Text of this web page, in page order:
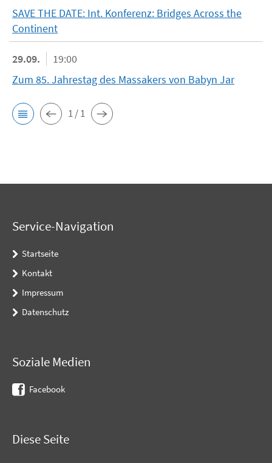
SAVE THE DATE: Int. Konferenz: Bridges Across the
Continent
29.09.
19:00
Zum 85. Jahrestag des Massakers von Babyn Jar
1 / 1
Service-Navigation
Startseite
Kontakt
Impressum
Datenschutz
Soziale Medien
Facebook
Diese Seite